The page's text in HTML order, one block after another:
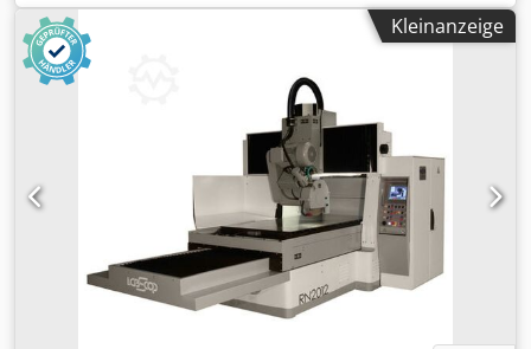
Drehzahlregler für die Spindel Vorschubregler
Schleifscheibe 400 x 60 x 127 mm Cedjzl Rxlspfx Ad Sjrf
Magnetischer Drehtisch Gewicht: 6500 kg
Kleinanzeige